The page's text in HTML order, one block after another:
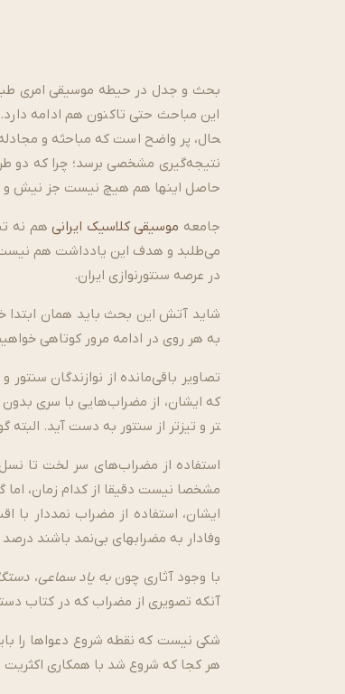
بحث و جدل در حیطه موسیقی امری
حال، پر واضح است که مباحثه و
نتیجه­‌گیری مشخصی برسد؛ چرا که دو
حاصل این­ها هم هیچ نیست جز نیش و
جامعه موسیقی کلاسیک ایرانی هم نه
می­‌طلبد و هدف این یادداشت هم نیست.
در عرصه سنتورنوازی ایران.
شاید آتش این بحث باید همان ابتدا
به هر روی در ادامه مرور کوتاهی
تصاویر باقی­‌مانده از نوازندگان
که ایشان، از مضراب­‌هایی با سری
تر و تیزتر از سنتور به دست آید.
استفاده از مضراب‌های سر لخت تا نسل
مشخصا نیست دقیقا از کدام زمان، اما
ایشان، استفاده از مضراب نمددار با
وفادار به مضراب­های بی­‌نمد باشند
با وجود آثاری چونبه یاد سماعی،
آن­که تصویری از مضراب که در کتاب
شکی نیست که نقطه شروع دعواها را
هر کجا که شروع شد با همکاری اکثریت